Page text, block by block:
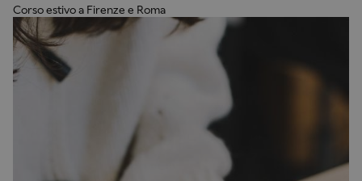
Corso estivo a Firenze e Roma